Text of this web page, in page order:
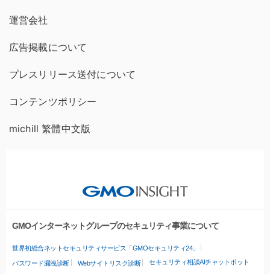
運営会社
広告掲載について
プレスリリース送付について
コンテンツポリシー
michill 繁體中文版
GMOインターネットグループのセキュリティ事業について
世界初総合ネットセキュリティサービス「GMOセキュリティ24」
パスワード漏洩診断 Webサイトリスク診断 セキュリティ相談AIチャットボット